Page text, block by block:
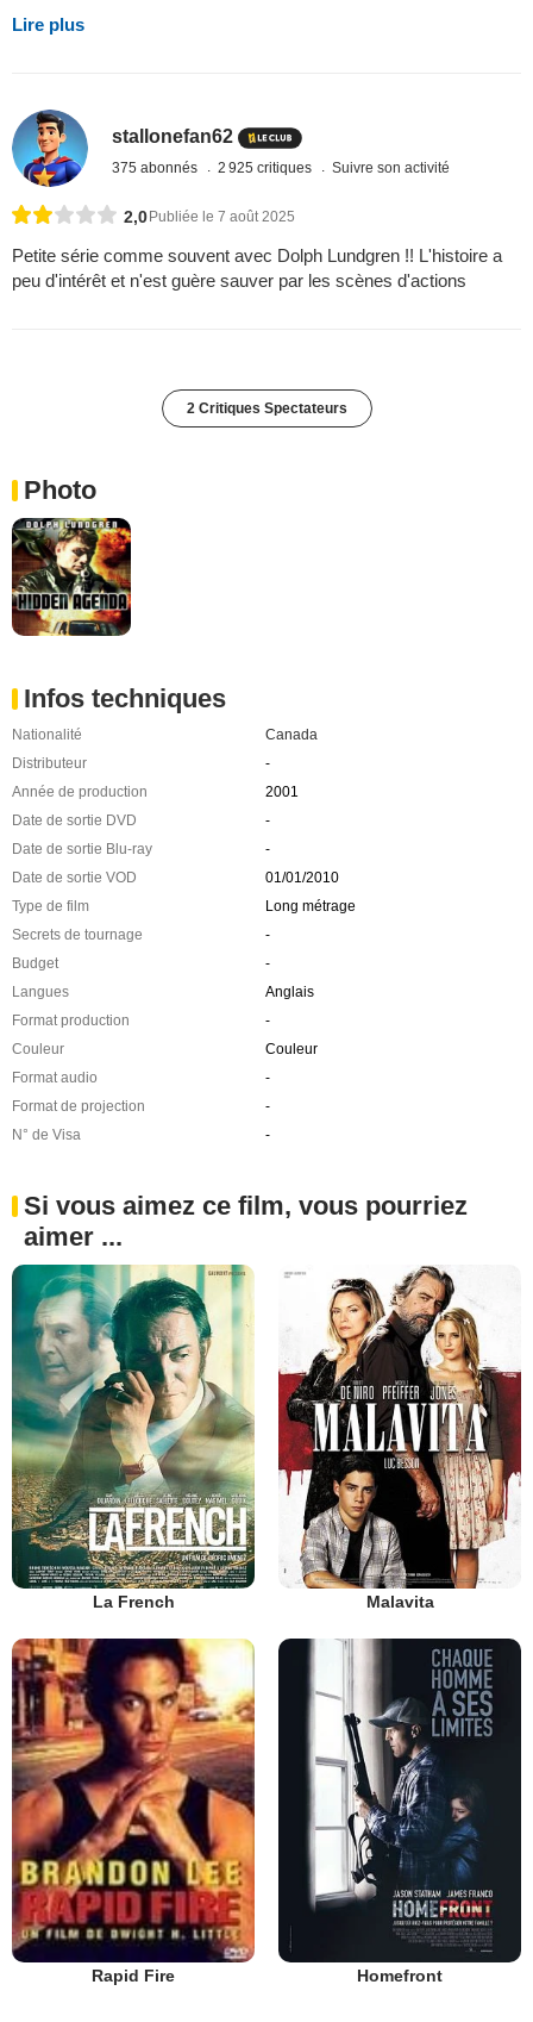
Lire plus
stallonefan62
375 abonnés 2 925 critiques Suivre son activité
2,0Publiée le 7 août 2025
Petite série comme souvent avec Dolph Lundgren !! L'histoire a
peu d'intérêt et n'est guère sauver par les scènes d'actions
2 Critiques Spectateurs
Photo
Infos techniques
Nationalité
Canada
Distributeur
-
Année de production
2001
Date de sortie DVD
-
Date de sortie Blu-ray
-
Date de sortie VOD
01/01/2010
Type de film
Long métrage
Secrets de tournage
-
Budget
-
Langues
Anglais
Format production
-
Couleur
Couleur
Format audio
-
Format de projection
-
N° de Visa
-
Si vous aimez ce film, vous pourriez
aimer ...
La French Malavita
Rapid Fire Homefront